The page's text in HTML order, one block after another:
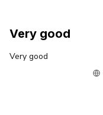
Very good
Very good